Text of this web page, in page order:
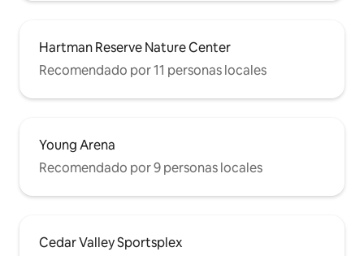
Hartman Reserve Nature Center
Recomendado por 11 personas locales
Young Arena
Recomendado por 9 personas locales
Cedar Valley Sportsplex